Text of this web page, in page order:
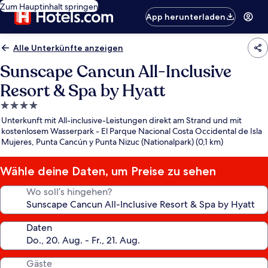
Zum Hauptinhalt springen
App herunterladen
Alle Unterkünfte anzeigen
Sunscape Cancun All-Inclusive
Resort & Spa by Hyatt
4.0-
Sterne-
Unterkunft
Unterkunft mit All-inclusive-Leistungen direkt am Strand und mit
kostenlosem Wasserpark - El Parque Nacional Costa Occidental de Isla
Mujeres, Punta Cancún y Punta Nizuc (Nationalpark) (0,1 km)
Wähle deine Daten, um Preise zu sehen
Wo soll’s hingehen?
Daten
Gäste